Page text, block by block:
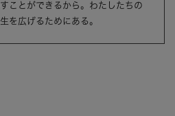
ことができるから。わたしたちの
を広げるためにある。